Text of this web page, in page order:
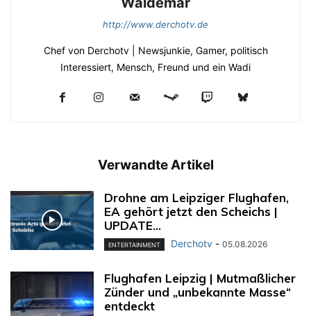
http://www.derchotv.de
Chef von Derchotv | Newsjunkie, Gamer, politisch
Interessiert, Mensch, Freund und ein Wadi
Verwandte Artikel
Drohne am Leipziger Flughafen,
EA gehört jetzt den Scheichs |
UPDATE...
ENTERTAINMENT Derchotv - 05.08.2026
Flughafen Leipzig | Mutmaßlicher
Zünder und „unbekannte Masse“
entdeckt